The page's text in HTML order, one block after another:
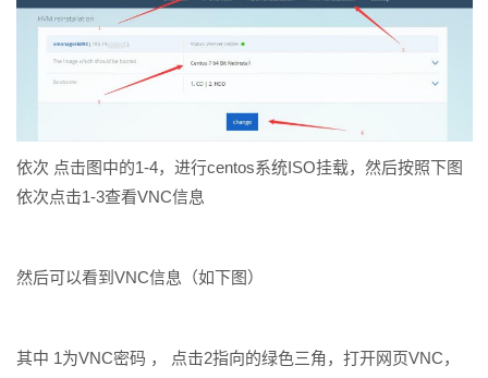
依次 点击图中的1-4，进行centos系统ISO挂载，然后按照下图
依次点击1-3查看VNC信息
然后可以看到VNC信息（如下图）
其中 1为VNC密码 ， 点击2指向的绿色三角，打开网页VNC，